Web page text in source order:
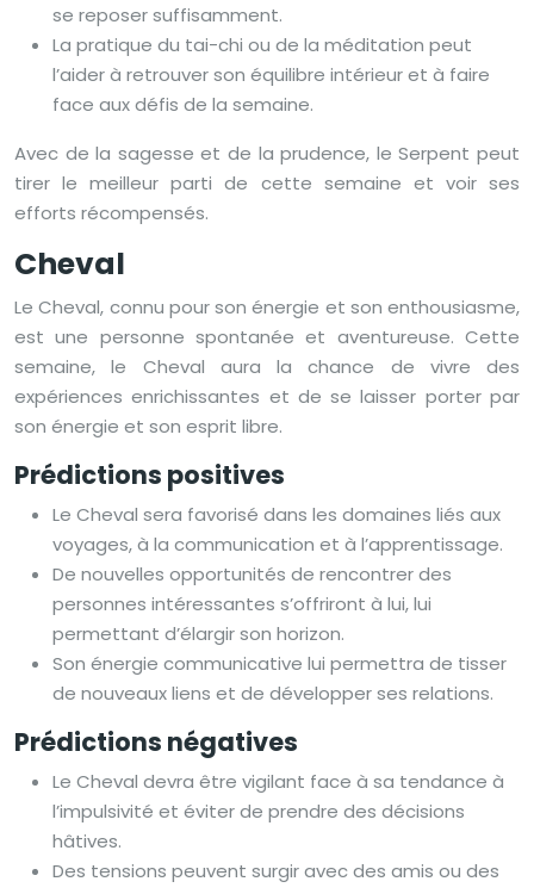
se reposer suffisamment.
La pratique du tai-chi ou de la méditation peut
l’aider à retrouver son équilibre intérieur et à faire
face aux défis de la semaine.
Avec de la sagesse et de la prudence, le Serpent peut
tirer le meilleur parti de cette semaine et voir ses
efforts récompensés.
Cheval
Le Cheval, connu pour son énergie et son enthousiasme,
est une personne spontanée et aventureuse. Cette
semaine, le Cheval aura la chance de vivre des
expériences enrichissantes et de se laisser porter par
son énergie et son esprit libre.
Prédictions positives
Le Cheval sera favorisé dans les domaines liés aux
voyages, à la communication et à l’apprentissage.
De nouvelles opportunités de rencontrer des
personnes intéressantes s’offriront à lui, lui
permettant d’élargir son horizon.
Son énergie communicative lui permettra de tisser
de nouveaux liens et de développer ses relations.
Prédictions négatives
Le Cheval devra être vigilant face à sa tendance à
l’impulsivité et éviter de prendre des décisions
hâtives.
Des tensions peuvent surgir avec des amis ou des